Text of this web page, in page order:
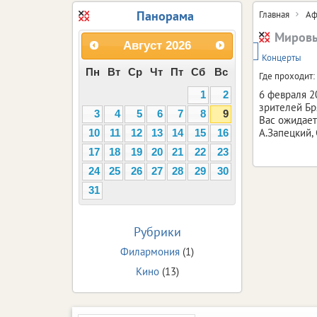
Главная
Концерты
Где проходит:
6 февраля
зрителей
Вас
Панорама
Август 2026
Пн Вт Ср Чт Пт Сб
Вс
1
2
3
4 5 6 7 8
9
10
11 12 13 14 15
16
17
18 19 20 21 22
23
24
25 26 27 28 29
30
31
Рубрики
Филармония (1)
Кино(13)